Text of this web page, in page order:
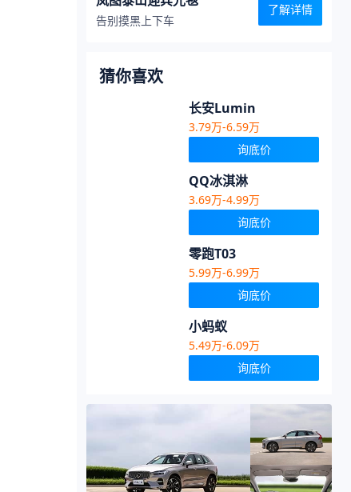
告别摸黑上下车
了解详情
猜你喜欢
长安Lumin
3.79万-6.59万
询底价
QQ冰淇淋
3.69万-4.99万
询底价
零跑T03
5.99万-6.99万
询底价
小蚂蚁
5.49万-6.09万
询底价